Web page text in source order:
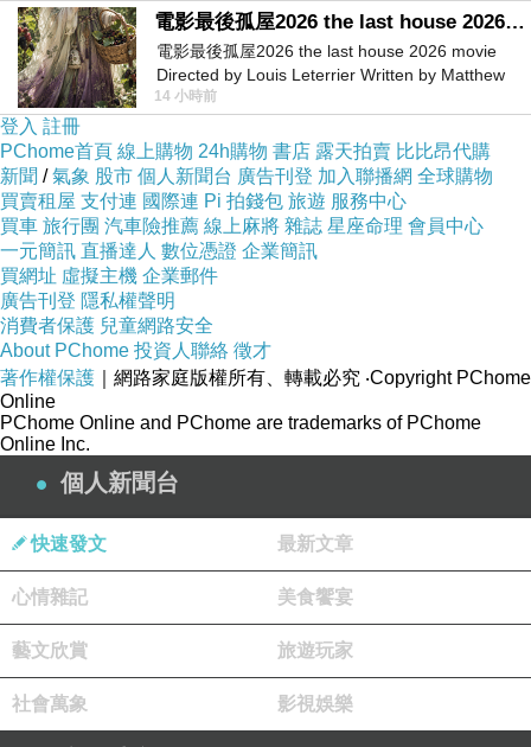
人牽著走！況且，能得到家中的祖先、
神明以及護法來提醒，想來也是相當殊
勝的緣份，希望陳小姐可以堅定信心，
努力修行。
(二 )彰化縣田中鎮陳媽媽託人來道場
請示孩子的事業運途(兒子近來為工作
所苦，一直想換工作)以及自己的腰酸
背痛的疾病。 佛菩薩慈悲明示因果如
下：
(1)兒子的事業運途：兒子比較有自
己的想法，適合創業，比較沒有辦法待
在公司做事，要待也待不久。建議可以
先換個工作，並找一個比較有女性員工
的地方，待找到另一半穩定下來，結婚
後再自行創業，運途自然會順利。
(2)
陳媽媽目前有嬰靈干擾的問題：
陳媽媽年輕時曾墮胎，嬰靈是男孩，目
前正干擾討報，故常有腰痠背痛的症
狀。此位嬰靈瞋心強烈，所以陳媽媽腰
電影最後孤屋2026 the last house 2026 movie
電影最後孤屋2026 the last house 2026 movie
Directed by Louis Leterrier Written by Matthew
Robinson Starring Greta Lee Wa
14 小時前
登入 註冊
PChome首頁 線上購物 24h購物 書店 露天拍賣 比比昂代購
新聞 /氣象 股市 個人新聞台 廣告刊登 加入聯播網 全球購物
買賣租屋 支付連 國際連 Pi 拍錢包 旅遊 服務中心
買車 旅行團 汽車險推薦 線上麻將 雜誌 星座命理 會員中心
一元簡訊 直播達人 數位憑證 企業簡訊
買網址 虛擬主機 企業郵件
廣告刊登 隱私權聲明
消費者保護 兒童網路安全
About PChome 投資人聯絡 徵才
著作權保護 ｜網路家庭版權所有、轉載必究 ‧Copyright PChome
Online
PChome Online and PChome are trademarks of PChome
Online Inc.
個人新聞台
快速發文 最新文章
心情雜記 美食饗宴
藝文欣賞 旅遊玩家
社會萬象 影視娛樂